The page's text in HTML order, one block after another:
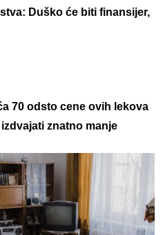
Duško će biti finansijer,
70 odsto cene ovih lekova
znatno manje